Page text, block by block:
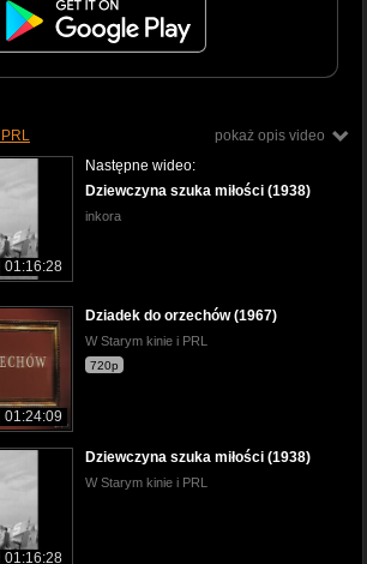
pokaż opis video
01:16:28
Następne wideo:
Dziewczyna szuka miłości (1938)
inkora
01:24:09
Dziadek do orzechów (1967)
W Starym kinie i PRL
720p
01:16:28
Dziewczyna szuka miłości (1938)
W Starym kinie i PRL